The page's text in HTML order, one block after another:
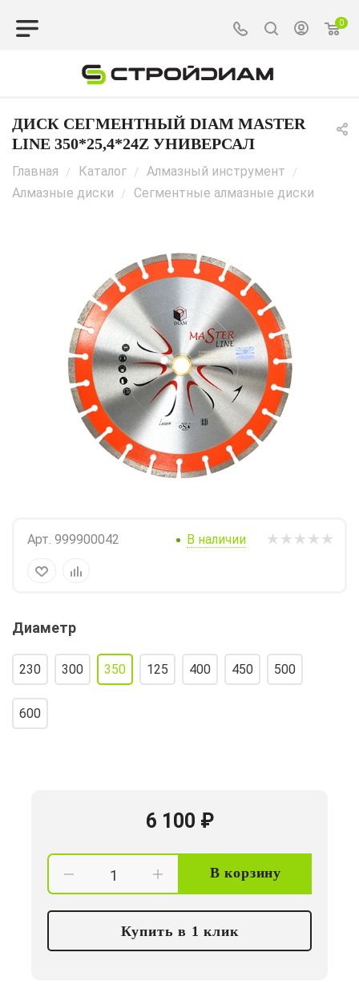
0
ДИСК СЕГМЕНТНЫЙ DIAM MASTER
LINE 350*25,4*24Z УНИВЕРСАЛ
Главная / Каталог / Алмазный инструмент /
Алмазные диски / Сегментные алмазные диски
Арт. 999900042 В наличии
Диаметр
230 300 350 125 400 450 500
600
6 100 ₽
В корзину
Купить в 1 клик